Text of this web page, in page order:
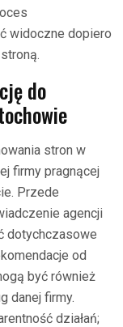
widoczne dopiero
do
stron w
firmy pragnącej
Przede
agencji
dotychczasowe
od
być również
danej firmy.
działań;